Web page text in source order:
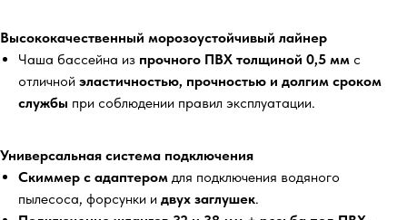
Высококачественный морозоустойчивый лайнер
Чаша бассейна из прочного ПВХ толщиной 0,5 мм с
отличной эластичностью, прочностью и долгим сроком
службы при соблюдении правил эксплуатации.
Универсальная система подключения
Скиммер с адаптером для подключения водяного
пылесоса, форсунки и двух заглушек.